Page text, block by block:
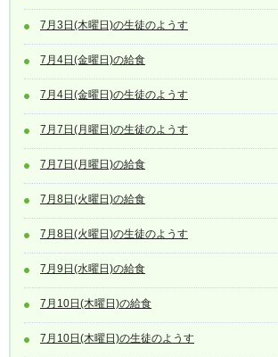
7月3日(木曜日)の生徒のようす
7月4日(金曜日)の給食
7月4日(金曜日)の生徒のようす
7月7日(月曜日)の生徒のようす
7月7日(月曜日)の給食
7月8日(火曜日)の給食
7月8日(火曜日)の生徒のようす
7月9日(水曜日)の給食
7月10日(木曜日)の給食
7月10日(木曜日)の生徒のようす